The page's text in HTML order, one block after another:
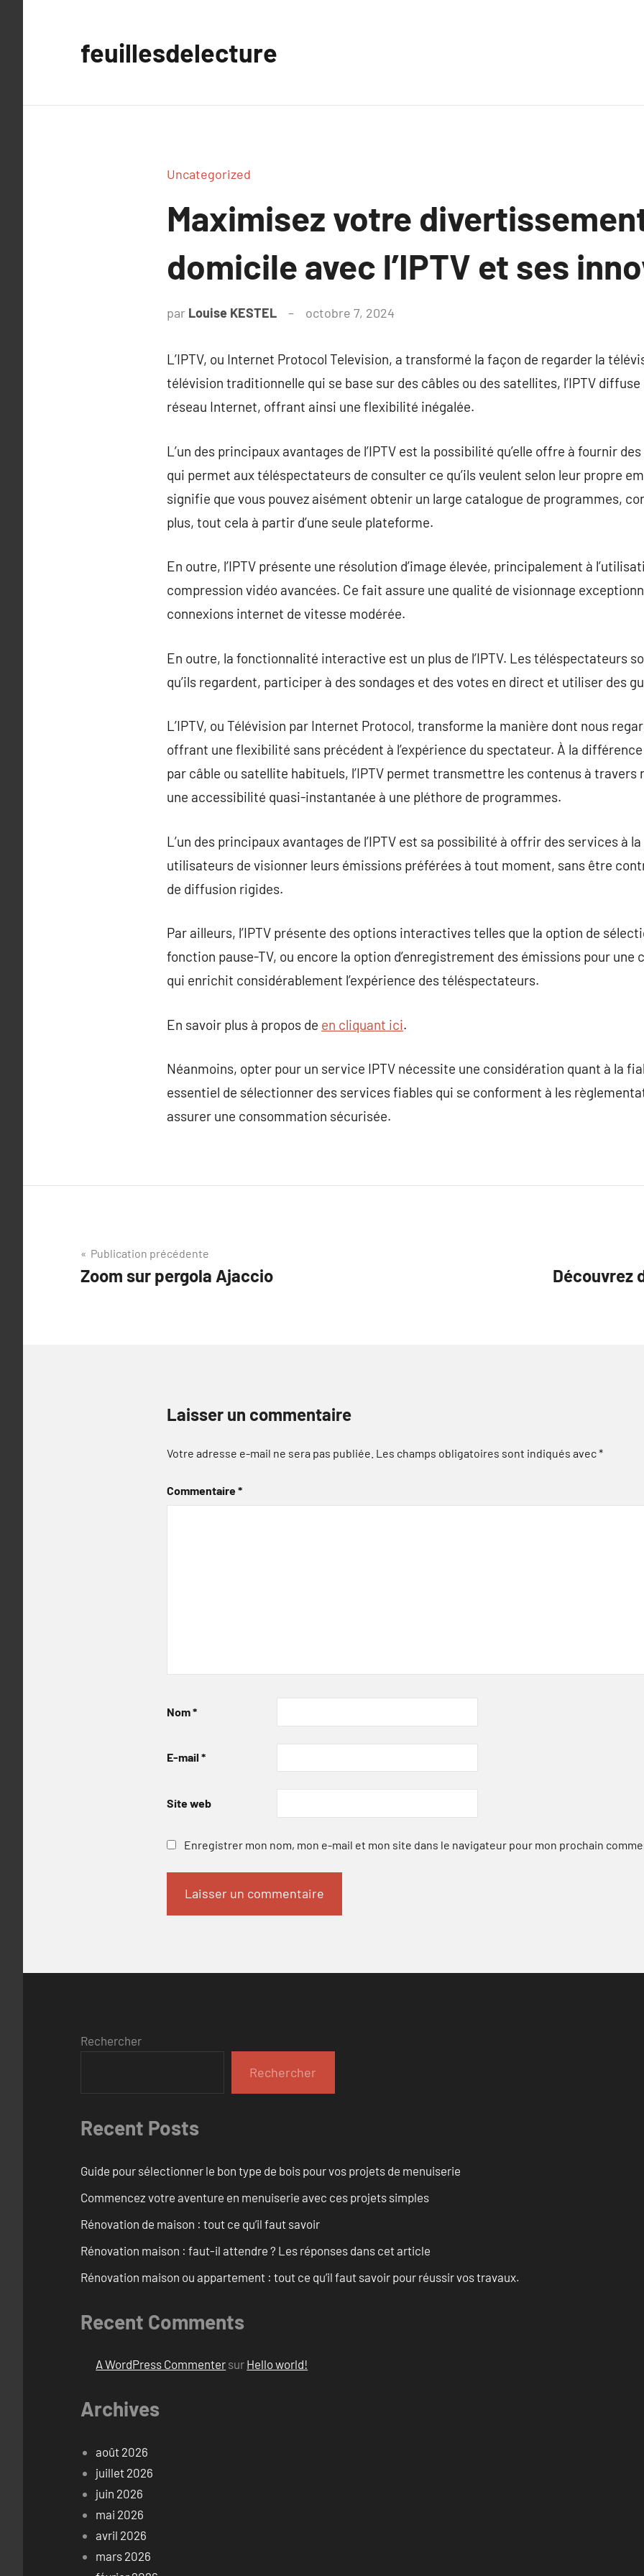
feuillesdelecture
Uncategorized
Maximisez votre
domicile avec l’IPTV et ses
par Louise KESTEL octobre 7, 2024
L’IPTV, ou Internet Protocol Television, a transformé la façon de regarder la
télévision traditionnelle qui se base sur des câbles ou des satellites, l’IPTV
réseau Internet, offrant ainsi une flexibilité inégalée.
L’un des principaux avantages de l’IPTV est la possibilité qu’elle offre à fournir
qui permet aux téléspectateurs de consulter ce qu’ils veulent selon leur propre
signifie que vous pouvez aisément obtenir un large catalogue de programmes,
plus, tout cela à partir d’une seule plateforme.
En outre, l’IPTV présente une résolution d’image élevée, principalement à
compression vidéo avancées. Ce fait assure une qualité de visionnage
connexions internet de vitesse modérée.
En outre, la fonctionnalité interactive est un plus de l’IPTV. Les téléspectateurs
qu’ils regardent, participer à des sondages et des votes en direct et utiliser des
L’IPTV, ou Télévision par Internet Protocol, transforme la manière dont nous
offrant une flexibilité sans précédent à l’expérience du spectateur. À la
par câble ou satellite habituels, l’IPTV permet transmettre les contenus à
une accessibilité quasi-instantanée à une pléthore de programmes.
L’un des principaux avantages de l’IPTV est sa possibilité à offrir des services à
utilisateurs de visionner leurs émissions préférées à tout moment, sans être
de diffusion rigides.
Par ailleurs, l’IPTV présente des options interactives telles que la option de
fonction pause-TV, ou encore la option d’enregistrement des émissions pour
qui enrichit considérablement l’expérience des téléspectateurs.
En savoir plus à propos de en cliquant ici.
Néanmoins, opter pour un service IPTV nécessite une considération quant à la
essentiel de sélectionner des services fiables qui se conforment à les
assurer une consommation sécurisée.
Navigation
de
Publication précédente
Zoom sur pergola Ajaccio Découvrez
Laisser un commentaire
Votre adresse e-mail ne sera pas publiée. Les champs obligatoires sont indiqués avec*
Commentaire*
Nom*
E-mail *
Site web
Enregistrer mon nom, mon e-mail et mon site dans le navigateur pour mon prochain
Rechercher
Rechercher
Recent Posts
Guide pour sélectionner le bon type de bois pour vos projets de menuiserie
Commencez votre aventure en menuiserie avec ces projets simples
Rénovation de maison : tout ce qu’il faut savoir
Rénovation maison : faut-il attendre ? Les réponses dans cet article
Rénovation maison ou appartement : tout ce qu’il faut savoir pour réussir vos travaux.
Recent Comments
A WordPress Commenter sur Hello world!
Archives
août 2026
juillet 2026
juin 2026
mai 2026
avril 2026
mars 2026